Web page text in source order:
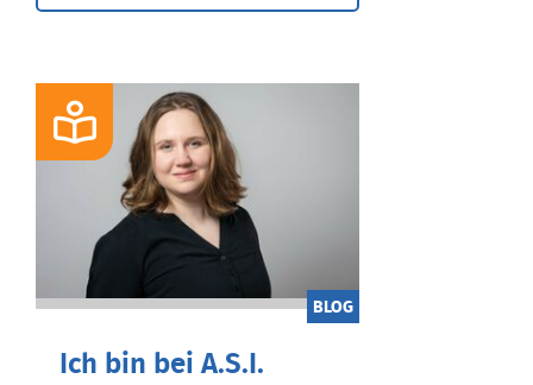
BLOG
Ich bin bei A.S.I.